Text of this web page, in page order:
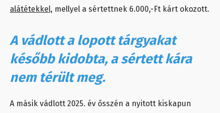
alátétekkel, mellyel a sértettnek 6.000,-Ft kárt okozott.
A vádlott a lopott tárgyakat
később kidobta, a sértett kára
nem térült meg.
A másik vádlott 2025. év ősszén a nyitott kiskapun